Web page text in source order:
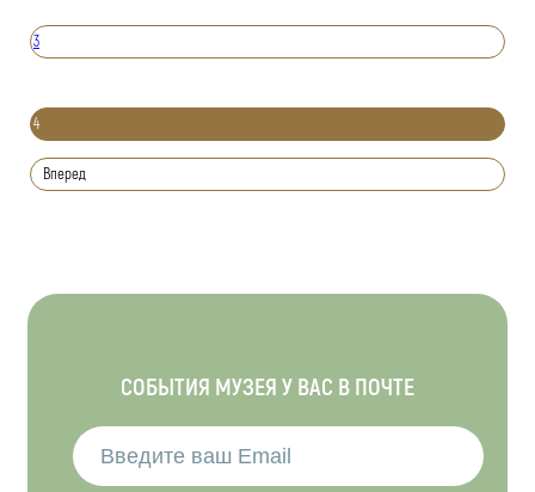
3
4
Вперед
СОБЫТИЯ МУЗЕЯ У ВАС В ПОЧТЕ